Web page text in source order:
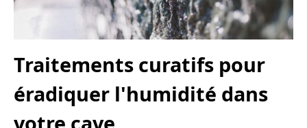
Traitements curatifs pour
éradiquer l'humidité dans
votre cave